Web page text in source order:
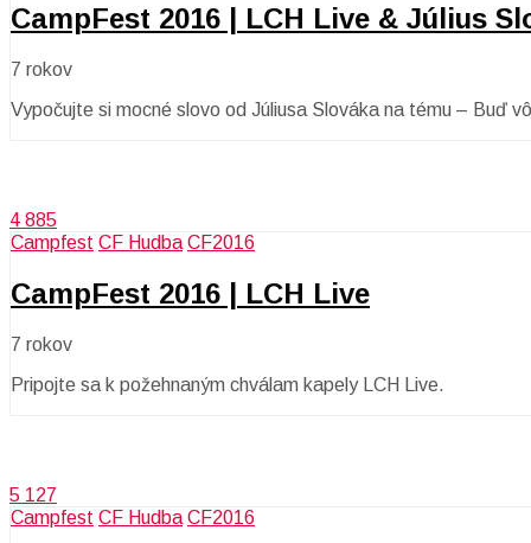
CampFest 2016 | LCH Live & Július
7 rokov
Vypočujte si mocné slovo od Júliusa Slováka na tému – Buď
4 885
Campfest CF Hudba CF2016
CampFest 2016 | LCH Live
7 rokov
Pripojte sa k požehnaným chválam kapely LCH Live.
5 127
Campfest CF Hudba CF2016